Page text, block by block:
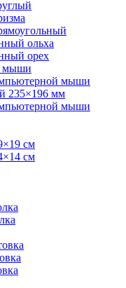
ольха
орех
мыши
мыши
235×196 мм
мыши
см
см